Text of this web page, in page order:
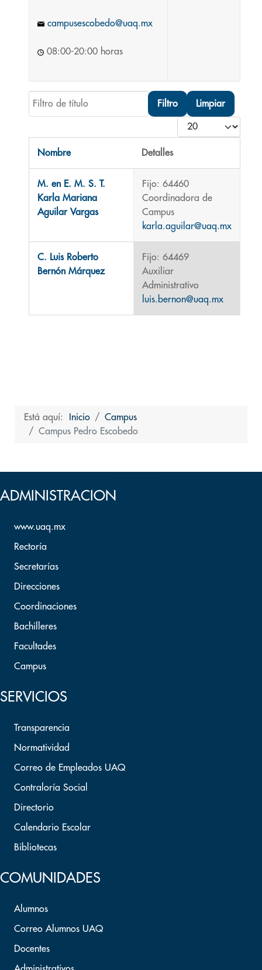
campusescobedo@uaq.mx
08:00-20:00 horas
Filtro de título
Filtro Limpiar
Cantidad
Nombre Detalles
M. en E. M. S. T.
Karla Mariana
Aguilar Vargas
Fijo: 64460
Coordinadora de
Campus
karla.aguilar@uaq.mx
C. Luis Roberto
Bernón Márquez
Fijo: 64469
Auxiliar
Administrativo
luis.bernon@uaq.mx
Está aquí: Inicio
Campus
Campus Pedro Escobedo
ADMINISTRACION
www.uaq.mx
Rectoría
Secretarías
Direcciones
Coordinaciones
Bachilleres
Facultades
Campus
SERVICIOS
Transparencia
Normatividad
Correo de Empleados UAQ
Contraloría Social
Directorio
Calendario Escolar
Bibliotecas
COMUNIDADES
Alumnos
Correo Alumnos UAQ
Docentes